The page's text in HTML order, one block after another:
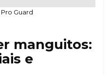
Guard
manguitos:
e